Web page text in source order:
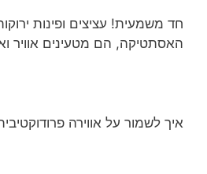
חד משמעית! עציצים ופינות
האסתטיקה, הם מטעינים אוויר
איך לשמור על אווירה